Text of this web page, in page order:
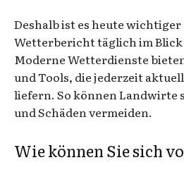
Deshalb ist es heute wichtiger
Wetterbericht täglich im Blick
Moderne Wetterdienste
und Tools, die jederzeit
liefern. So können Landwirte
und Schäden vermeiden.
Wie können Sie sich